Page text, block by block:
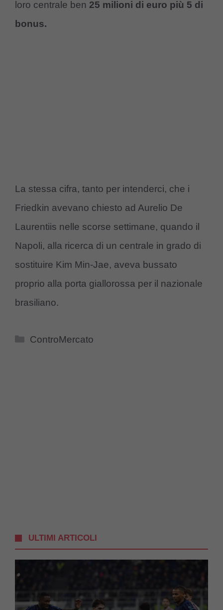
loro centrale ben 25 milioni di euro più 5 di
bonus.
La stessa cifra, tanto per intenderci, che i
Friedkin avevano chiesto ad Aurelio De
Laurentiis nelle scorse settimane, quando il
Napoli, alla ricerca di un centrale in grado di
sostituire Kim Min-Jae, aveva bussato
proprio alla porta giallorossa per il nazionale
brasiliano.
Categorie
ControMercato
ULTIMI ARTICOLI